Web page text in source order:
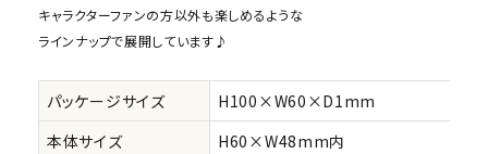
キャラクターファンの方以外も楽しめるような
ラインナップで展開しています♪
パッケージサイズ
H100×W60×D1mm
本体サイズ
H60×W48mm内